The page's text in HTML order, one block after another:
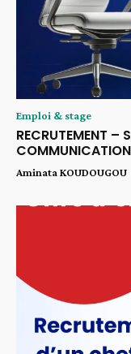
Emploi & stage
RECRUTEMENT –
COMMUNICATION
Aminata KOUDOUGOU